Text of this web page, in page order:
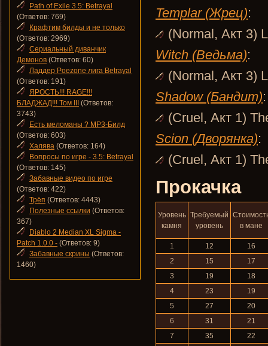
Templar (Жрец):
(Normal, Акт 3)
Witch (Ведьма):
(Normal, Акт 3)
Shadow (Бандит):
(Cruel, Акт 1)
Scion (Дворянка):
(Cruel, Акт 1)
Прокачка
Уровень
камня
Требуемый
уровень
в мане
1 12
16
2
15
17
3
19
18
4
23
19
5
27
20
6
31
21
7
35
22
Path of Exile 3.5: Betrayal
(Ответов: 769)
Крафтим билды и не только
(Ответов: 2969)
Сериальный диванчик
Демонов (Ответов: 60)
Ладдер Poezone лига Betrayal
(Ответов: 191)
ЯРОСТЬ!!! RAGE!!!
БЛАДЖАД!!! Том III
(Ответов:
3743)
Есть меломаны ? MP3-Билд
(Ответов: 603)
Халява (Ответов: 164)
Вопросы по игре - 3.5: Betrayal
(Ответов: 145)
Забавные видео по игре
(Ответов: 422)
Трёп (Ответов: 4443)
Полезные ссылки (Ответов:
367)
Diablo 2 Median XL Sigma -
Patch 1.0.0 - (Ответов: 9)
Забавные скрины (Ответов:
1460)